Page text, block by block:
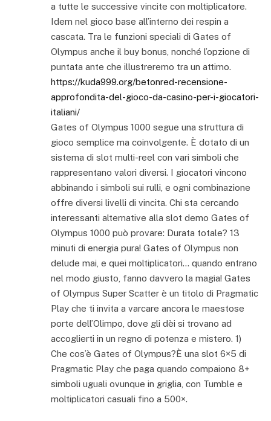
a tutte le successive vincite con moltiplicatore.
Idem nel gioco base all’interno dei respin a
cascata. Tra le funzioni speciali di Gates of
Olympus anche il buy bonus, nonché l’opzione di
puntata ante che illustreremo tra un attimo.
https://kuda999.org/betonred-recensione-
approfondita-del-gioco-da-casino-per-i-giocatori-
italiani/
Gates of Olympus 1000 segue una struttura di
gioco semplice ma coinvolgente. È dotato di un
sistema di slot multi-reel con vari simboli che
rappresentano valori diversi. I giocatori vincono
abbinando i simboli sui rulli, e ogni combinazione
offre diversi livelli di vincita. Chi sta cercando
interessanti alternative alla slot demo Gates of
Olympus 1000 può provare: Durata totale? 13
minuti di energia pura! Gates of Olympus non
delude mai, e quei moltiplicatori… quando entrano
nel modo giusto, fanno davvero la magia! Gates
of Olympus Super Scatter è un titolo di Pragmatic
Play che ti invita a varcare ancora le maestose
porte dell’Olimpo, dove gli dèi si trovano ad
accoglierti in un regno di potenza e mistero. 1)
Che cos’è Gates of Olympus?È una slot 6×5 di
Pragmatic Play che paga quando compaiono 8+
simboli uguali ovunque in griglia, con Tumble e
moltiplicatori casuali fino a 500×.